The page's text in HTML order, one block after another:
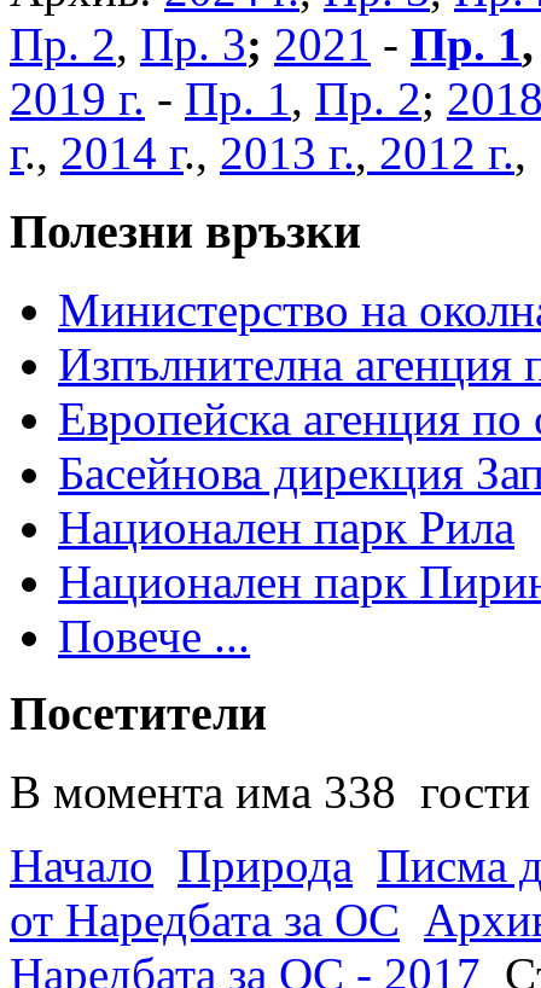
Пр. 2, Пр. 3; 2021 - Пр. 1
2019 г. - Пр. 1, Пр. 2;
г., 2014 г., 2013 г., 2012 г.
Полезни връзки
Министерство на
Изпълнителна агенция
Европейска агенция по
Басейнова дирекция
Национален парк Рила
Национален парк
Повече ...
Посетители
В момента има 338 гости
Начало Природа Писма
от Наредбата за ОС
Наредбата за ОС - 2017